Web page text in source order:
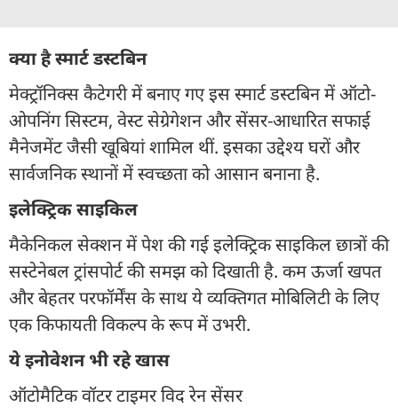
क्या है स्मार्ट डस्टबिन
मेक्ट्रॉनिक्स कैटेगरी में बनाए गए इस स्मार्ट डस्टबिन में ऑटो-
ओपनिंग सिस्टम, वेस्ट सेग्रेगेशन और सेंसर-आधारित सफाई
मैनेजमेंट जैसी खूबियां शामिल थीं. इसका उद्देश्य घरों और
सार्वजनिक स्थानों में स्वच्छता को आसान बनाना है.
इलेक्ट्रिक साइकिल
मैकेनिकल सेक्शन में पेश की गई इलेक्ट्रिक साइकिल छात्रों की
सस्टेनेबल ट्रांसपोर्ट की समझ को दिखाती है. कम ऊर्जा खपत
और बेहतर परफॉर्मेंस के साथ ये व्यक्तिगत मोबिलिटी के लिए
एक किफायती विकल्प के रूप में उभरी.
ये इनोवेशन भी रहे खास
ऑटोमैटिक वॉटर टाइमर विद रेन सेंसर